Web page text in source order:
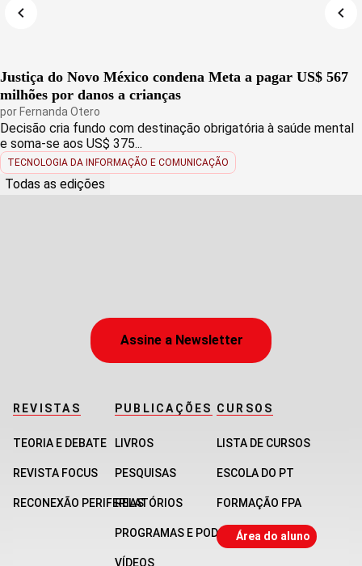
Justiça do Novo México condena Meta a pagar US$ 567
milhões por danos a crianças
por Fernanda Otero
Decisão cria fundo com destinação obrigatória à saúde mental
e soma-se aos US$ 375...
TECNOLOGIA DA INFORMAÇÃO E COMUNICAÇÃO
Todas as edições
Assine a Newsletter
REVISTAS
TEORIA E DEBATE
REVISTA FOCUS
RECONEXÃO PERIFERIAS
PUBLICAÇÕES
LIVROS
PESQUISAS
RELATÓRIOS
PROGRAMAS E PODCASTS
VÍDEOS
CURSOS
LISTA DE CURSOS
ESCOLA DO PT
FORMAÇÃO FPA
Área do aluno